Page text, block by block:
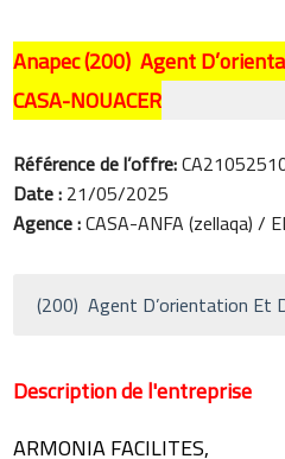
Anapec(200) Agent
CASA-NOUACER
Référence de l’offre:
Date :21/05/2025
Agence :CASA-ANFA (zellaqa) /
(200) Agent D’orientation Et
Description de l'entreprise
ARMONIA FACILITES,